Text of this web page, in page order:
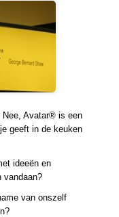
Nee, Avatar® is een
geeft in de keuken
ideeën en
vandaan?
van onszelf